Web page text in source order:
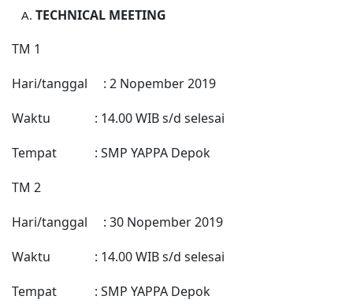
TECHNICAL MEETING
TM 1
Hari/tanggal : 2 Nopember2019
Waktu : 14.00 WIB s/d selesai
Tempat : SMP YAPPA Depok
TM 2
Hari/tanggal : 30 Nopember2019
Waktu : 14.00 WIB s/d selesai
Tempat : SMP YAPPA Depok